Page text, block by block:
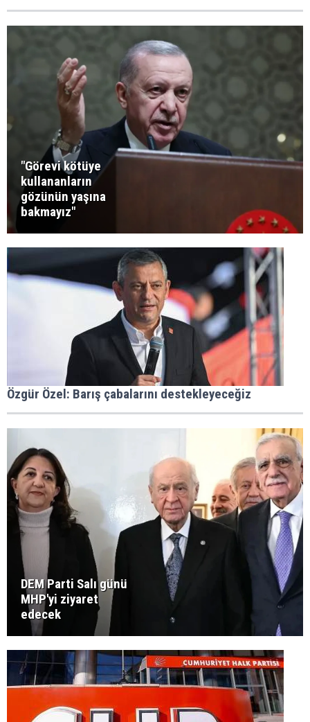
"Görevi kötüye
kullananların
gözünün yaşına
bakmayız"
Özgür Özel: Barış çabalarını destekleyeceğiz
DEM Parti Salı günü
MHP'yi ziyaret
edecek